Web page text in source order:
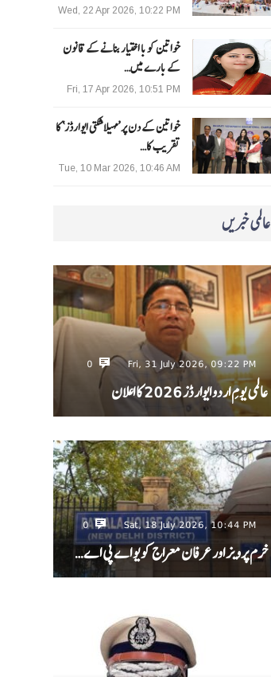
Wed, 22 Apr 2026, 10:22 PM
خواتین کو با اختیار بنانے کے قانون
کے بارے میں…
Fri, 17 Apr 2026, 10:51 PM
خواتین کے دن پر ’مہیلا شکتی ایوارڈز‘ کا
تقریب کا…
Tue, 10 Mar 2026, 10:46 AM
عالمی خبریں
Fri, 31 July 2026, 09:22 PM
0
عالمی یومِ اردو ایوارڈز 2026 کا اعلان
Sat, 18 July 2026, 10:44 PM
0
خرم پرویز اور عرفان معراج کو یو اے پی اے…